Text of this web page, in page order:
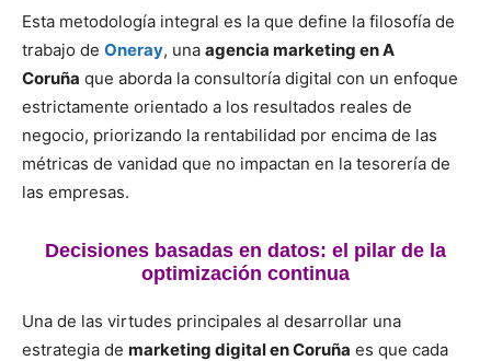
Esta metodología integral es la que define la filosofía de
trabajo de Oneray, una agencia marketing en A
Coruña que aborda la consultoría digital con un enfoque
estrictamente orientado a los resultados reales de
negocio, priorizando la rentabilidad por encima de las
métricas de vanidad que no impactan en la tesorería de
las empresas.
Decisiones basadas en datos: el pilar de la
optimización continua
Una de las virtudes principales al desarrollar una
estrategia de marketing digital en Coruña es que cada